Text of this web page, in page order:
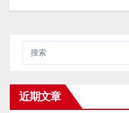
近期文章